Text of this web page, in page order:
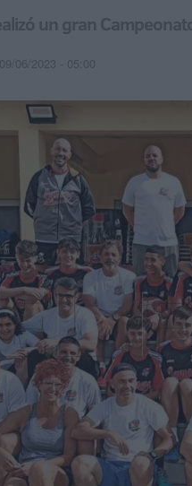
un gran
09/06/2023 - 05:00